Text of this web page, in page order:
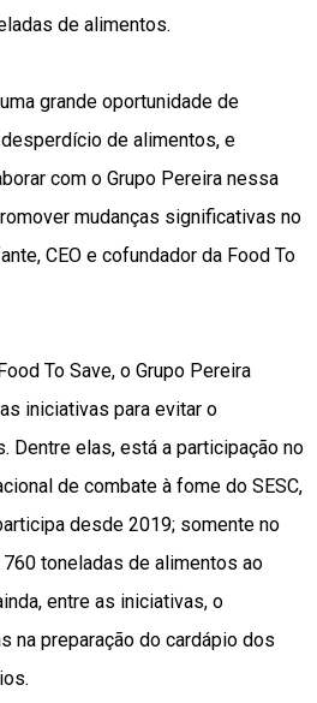
de alimentos.
grande oportunidade de
de alimentos, e
com o Grupo Pereira nessa
mudanças significativas no
CEO e cofundador da Food To
To Save, o Grupo Pereira
iniciativas para evitar o
Dentre elas, está a participação no
de combate à fome do SESC,
desde 2019; somente no
toneladas de alimentos ao
entre as iniciativas, o
na preparação do cardápio dos